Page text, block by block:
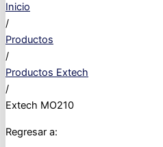
Inicio
/
Productos
/
Productos Extech
/
Extech MO210
Regresar a: